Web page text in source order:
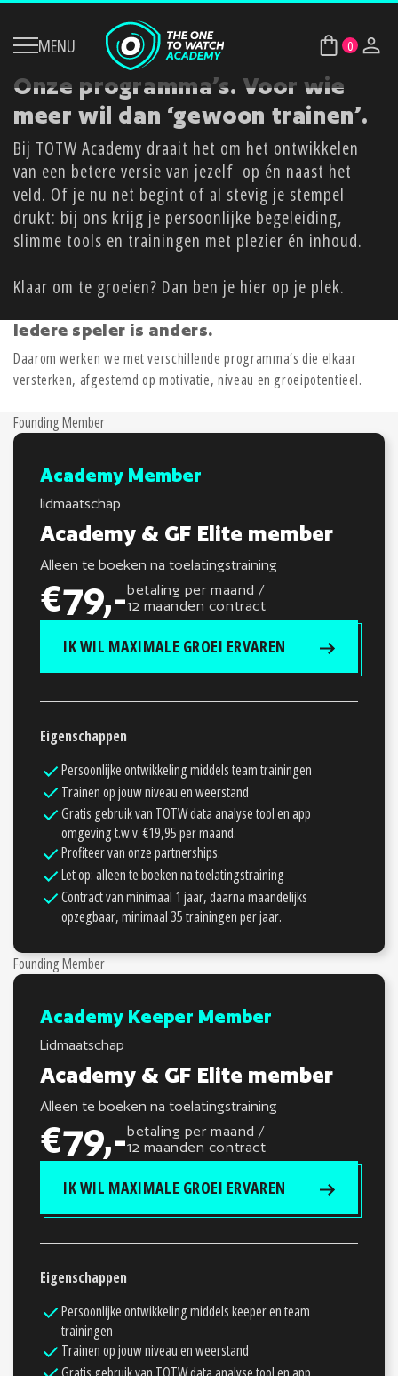
MENU Cart 0
Onze programma’s. Voor wie
meer wil dan ‘gewoon trainen’.
Bij TOTW Academy draait het om het ontwikkelen
van een betere versie van jezelf op én naast het
veld. Of je nu net begint of al stevig je stempel
drukt: bij ons krijg je persoonlijke begeleiding,
slimme tools en trainingen met plezier én inhoud.
Klaar om te groeien? Dan ben je hier op je plek.
Iedere speler is anders.
Daaromwerken we metverschillendeprogramma’sdie elkaar
versterken, afgestemdopmotivatie,niveau en groeipotentieel.
Founding Member
Academy Member
lidmaatschap
Academy & GF Elite member
Alleen te boeken na toelatingstraining
€79,-betaling per maand /
12 maanden contract
IK WIL MAXIMALE GROEI ERVAREN
Eigenschappen
Persoonlijke ontwikkeling middels team trainingen
Trainen op jouw niveau en weerstand
Gratis gebruik van TOTW data analyse tool en app
omgeving t.w.v. €19,95 per maand.
Profiteer van onze partnerships.
Let op: alleen te boeken na toelatingstraining
Contract van minimaal 1 jaar, daarna maandelijks
opzegbaar, minimaal 35 trainingen per jaar.
Founding Member
Academy Keeper Member
Lidmaatschap
Academy & GF Elite member
Alleen te boeken na toelatingstraining
€79,-betaling per maand /
12 maanden contract
IK WIL MAXIMALE GROEI ERVAREN
Eigenschappen
Persoonlijke ontwikkeling middels keeper en team
trainingen
Trainen op jouw niveau en weerstand
Gratis gebruik van TOTW data analyse tool en app